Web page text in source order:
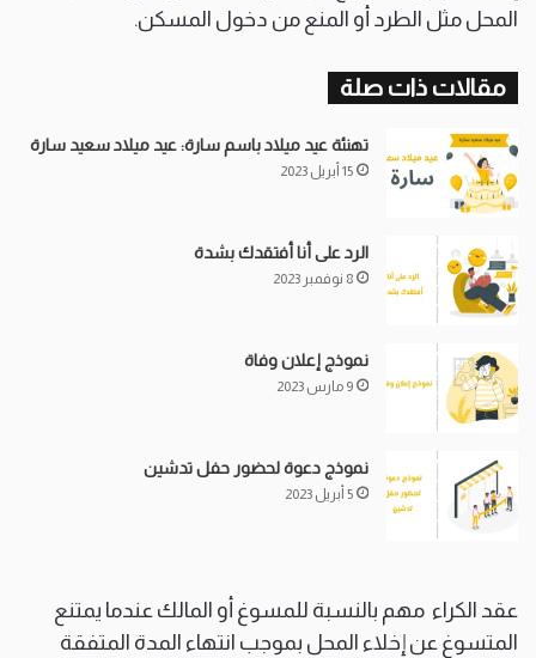
المحل مثل الطرد أو المنع من دخول المسكن.
مقالات ذات صلة
تهنئة عيد ميلاد باسم سارة: عيد ميلاد سعيد سارة
15 أبريل 2023
الرد على أنا أفتقدك بشدة
8 نوفمبر 2023
نموذج إعلان وفاة
9 مارس 2023
نموذج دعوة لحضور حفل تدشين
5 أبريل 2023
عقد الكراء مهم بالنسبة للمسوغ أو المالك عندما يمتنع
المتسوغ عن إخلاء المحل بموجب انتهاء المدة المتفقة